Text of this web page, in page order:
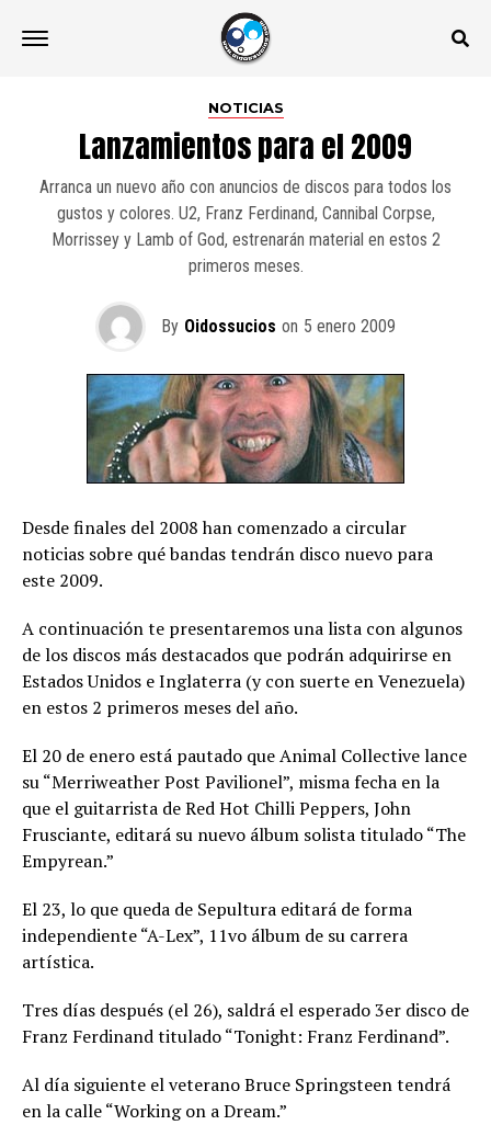
NOTICIAS
Lanzamientos para el 2009
Arranca un nuevo año con anuncios de discos para todos los
gustos y colores. U2, Franz Ferdinand, Cannibal Corpse,
Morrissey y Lamb of God, estrenarán material en estos 2
primeros meses.
By Oidossucios on 5 enero 2009
Desde finales del 2008 han comenzado a circular
noticias sobre qué bandas tendrán disco nuevo para
este 2009.
A continuación te presentaremos una lista con algunos
de los discos más destacados que podrán adquirirse en
Estados Unidos e Inglaterra (y con suerte en Venezuela)
en estos 2 primeros meses del año.
El 20 de enero está pautado que Animal Collective lance
su “Merriweather Post Pavilionel”, misma fecha en la
que el guitarrista de Red Hot Chilli Peppers, John
Frusciante, editará su nuevo álbum solista titulado “The
Empyrean.”
El 23, lo que queda de Sepultura editará de forma
independiente “A-Lex”, 11vo álbum de su carrera
artística.
Tres días después (el 26), saldrá el esperado 3er disco de
Franz Ferdinand titulado “Tonight: Franz Ferdinand”.
Al día siguiente el veterano Bruce Springsteen tendrá
en la calle “Working on a Dream.”